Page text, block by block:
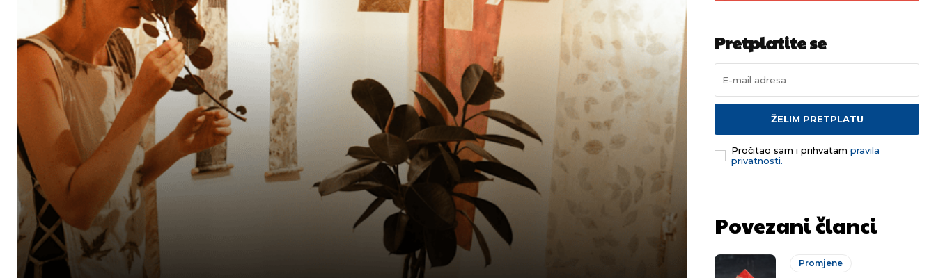
Pretplatite se
ŽELIM PRETPLATU
Pročitao sam i prihvatam pravila
privatnosti.
Povezani članci
Promjene